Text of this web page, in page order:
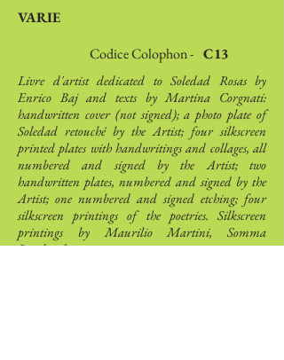
VARIE
Codice Colophon - C13
Livre d'artist dedicated to Soledad Rosas by
Enrico Baj and texts by Martina Corgnati:
handwritten cover (not signed); a photo plate of
Soledad retouché by the Artist; four silkscreen
printed plates with handwritings and collages, all
numbered and signed by the Artist; two
handwritten plates, numbered and signed by the
Artist; one numbered and signed etching; four
silkscreen printings of the poetries. Silkscreen
printings by Maurilio Martini, Somma
Lombardo.